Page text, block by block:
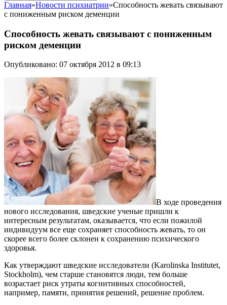
Главная»Новости психиатрии»Способность жевать связывают
с пониженным риском деменции
Способность жевать связывают с пониженным
риском деменции
Опубликовано: 07 октября 2012 в 09:13
В ходе проведения
нового исследования, шведские ученые пришли к
интересным результатам, оказывается, что если пожилой
индивидуум все еще сохраняет способность жевать, то он
скорее всего более склонен к сохранению психического
здоровья.
Как утверждают шведские исследователи (Karolinska Institutet,
Stockholm), чем старше становятся люди, тем больше
возрастает риск утраты когнитивных способностей,
например, памяти, принятия решений, решение проблем.